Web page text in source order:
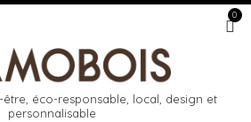
0
éco-responsable, local, design et
personnalisable